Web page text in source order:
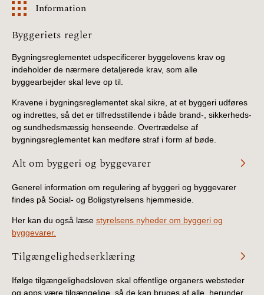
Information
Information
Byggeriets regler
Bygningsreglementet udspecificerer byggelovens krav og
indeholder de nærmere detaljerede krav, som alle
byggearbejder skal leve op til.
Kravene i bygningsreglementet skal sikre, at et byggeri udføres
og indrettes, så det er tilfredsstillende i både brand-, sikkerheds-
og sundhedsmæssig henseende. Overtrædelse af
bygningsreglementet kan medføre straf i form af bøde.
Alt om byggeri og byggevarer
Generel information om regulering af byggeri og byggevarer
findes på Social- og Boligstyrelsens hjemmeside.
Her kan du også læse styrelsens nyheder om byggeri og
byggevarer.
Tilgængelighedserklæring
Ifølge tilgængelighedsloven skal offentlige organers websteder
og apps være tilgængelige, så de kan bruges af alle, herunder